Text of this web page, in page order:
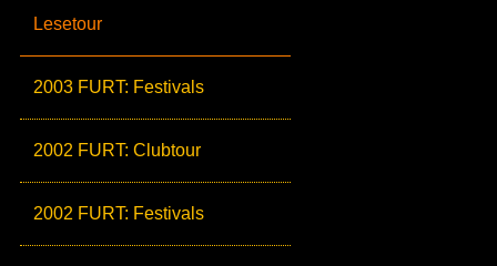
Lesetour
2003 FURT: Festivals
2002 FURT: Clubtour
2002 FURT: Festivals